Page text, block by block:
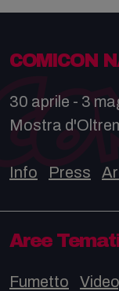
COMICON
30 aprile - 3
Mostra
Info Press
Aree
Fumetto